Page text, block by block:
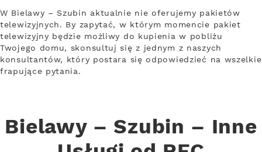
W Bielawy – Szubin aktualnie nie oferujemy pakietów
telewizyjnych. By zapytać, w którym momencie pakiet
telewizyjny będzie możliwy do kupienia w pobliżu
Twojego domu, skonsultuj się z jednym z naszych
konsultantów, który postara się odpowiedzieć na wszelkie
frapujące pytania.
Bielawy – Szubin – Inne